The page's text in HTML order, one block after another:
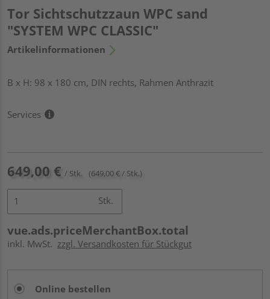
Tor Sichtschutzzaun WPC sand
"SYSTEM WPC CLASSIC"
Artikelinformationen
B x H: 98 x 180 cm, DIN rechts, Rahmen Anthrazit
Services
649,00 € / Stk. (649,00 € / Stk.)
Stk.
vue.ads.priceMerchantBox.total
inkl. MwSt. zzgl. Versandkosten für Stückgut
Online bestellen